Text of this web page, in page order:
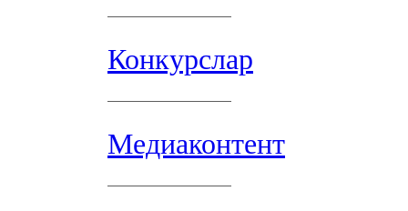
Конкурслар
Медиаконтент